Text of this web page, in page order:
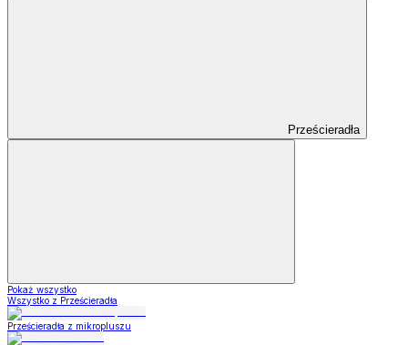
Prześcieradła
Pokaż wszystko
Wszystko z Prześcieradła
Prześcieradła z mikropluszu